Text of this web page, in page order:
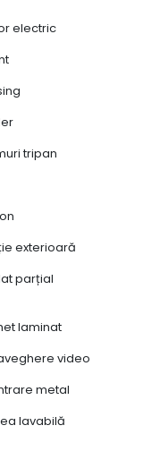
electric
tripan
exterioară
parțial
laminat
video
metal
lavabilă